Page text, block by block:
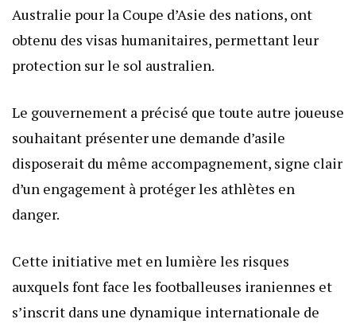
Australie pour la Coupe d’Asie des nations, ont
obtenu des visas humanitaires, permettant leur
protection sur le sol australien.
Le gouvernement a précisé que toute autre joueuse
souhaitant présenter une demande d’asile
disposerait du même accompagnement, signe clair
d’un engagement à protéger les athlètes en
danger.
Cette initiative met en lumière les risques
auxquels font face les footballeuses iraniennes et
s’inscrit dans une dynamique internationale de